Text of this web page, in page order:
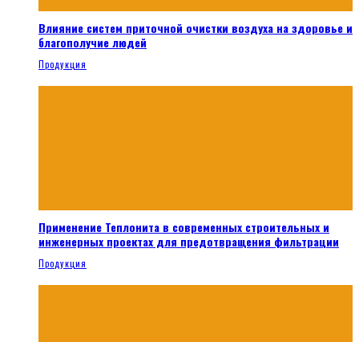
Влияние систем приточной очистки воздуха на здоровье и
благополучие людей
Продукция
Применение Теплонита в современных строительных и
инженерных проектах для предотвращения фильтрации
Продукция